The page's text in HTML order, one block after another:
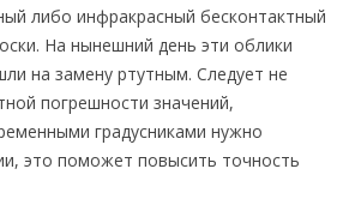
либо инфракрасный бесконтактный
На нынешний день эти облики
на замену ртутным. Следует не
погрешности значений,
градусниками нужно
это поможет повысить точность